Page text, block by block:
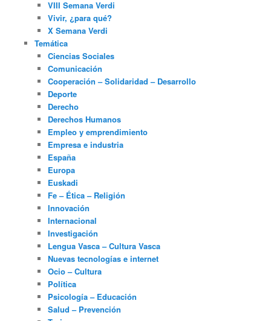
VIII Semana Verdi
Vivir, ¿para qué?
X Semana Verdi
Temática
Ciencias Sociales
Comunicación
Cooperación – Solidaridad – Desarrollo
Deporte
Derecho
Derechos Humanos
Empleo y emprendimiento
Empresa e industria
España
Europa
Euskadi
Fe – Ética – Religión
Innovación
Internacional
Investigación
Lengua Vasca – Cultura Vasca
Nuevas tecnologías e internet
Ocio – Cultura
Política
Psicología – Educación
Salud – Prevención